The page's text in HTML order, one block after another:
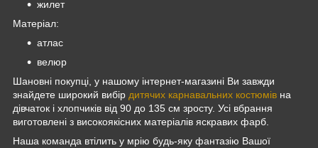
жилет
Матеріал:
атлас
велюр
Шановні покупці, у нашому інтернет-магазині Ви завжди
знайдете широкий вибір дитячих карнавальних костюмів на
дівчаток і хлопчиків від 90 до 135 см зросту. Усі вбрання
виготовлені з високоякісних матеріалів яскравих фарб.
Наша команда втілить у мрію будь-яку фантазію Вашої